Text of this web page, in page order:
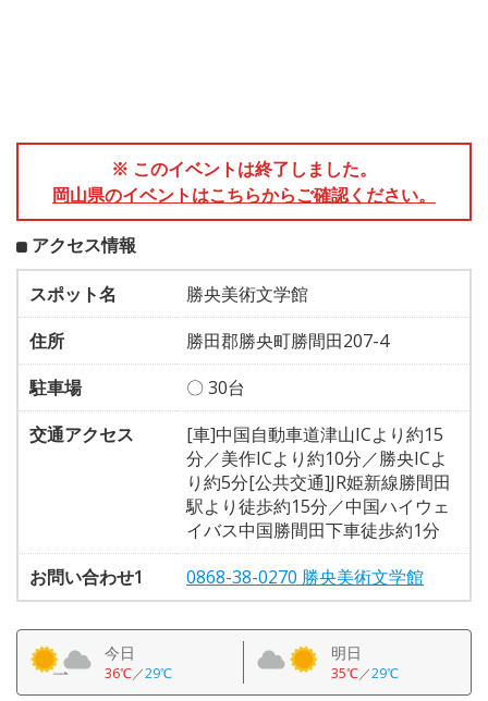
※ このイベントは終了しました。
岡山県のイベントはこちらからご確認ください。
アクセス情報
スポット名
勝央美術文学館
住所
勝田郡勝央町勝間田207-4
駐車場
〇 30台
交通アクセス
[車]中国自動車道津山ICより約15
分／美作ICより約10分／勝央ICよ
り約5分[公共交通]JR姫新線勝間田
駅より徒歩約15分／中国ハイウェ
イバス中国勝間田下車徒歩約1分
お問い合わせ1
0868-38-0270 勝央美術文学館
今日
36℃／29℃
明日
35℃／29℃